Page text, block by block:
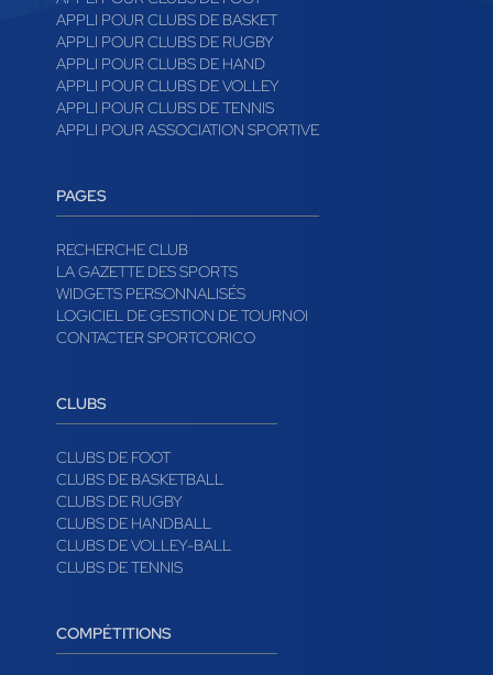
APPLI POUR CLUBS DE BASKET
APPLI POUR CLUBS DE RUGBY
APPLI POUR CLUBS DE HAND
APPLI POUR CLUBS DE VOLLEY
APPLI POUR CLUBS DE TENNIS
APPLI POUR ASSOCIATION SPORTIVE
PAGES
RECHERCHE CLUB
LA GAZETTE DES SPORTS
WIDGETS PERSONNALISÉS
LOGICIEL DE GESTION DE TOURNOI
CONTACTER SPORTCORICO
CLUBS
CLUBS DE FOOT
CLUBS DE BASKETBALL
CLUBS DE RUGBY
CLUBS DE HANDBALL
CLUBS DE VOLLEY-BALL
CLUBS DE TENNIS
COMPÉTITIONS